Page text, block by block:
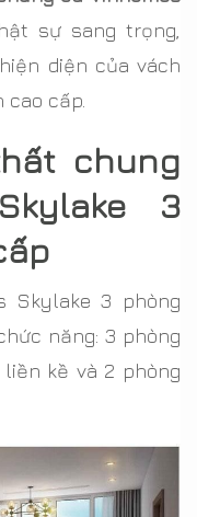
sự sang trọng,
diện của vách
cấp.
chung
3
Skylake 3 phòng
năng: 3 phòng
kề và 2 phòng